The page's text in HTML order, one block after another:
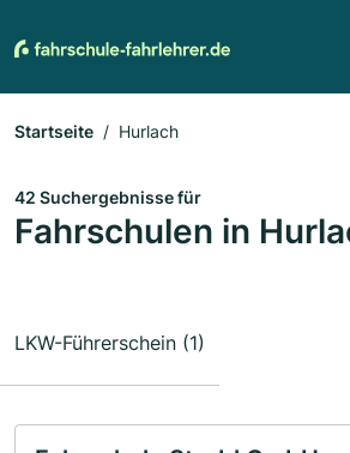
Startseite Hurlach
42 Suchergebnisse für
Fahrschulen in
LKW-Führerschein (1)